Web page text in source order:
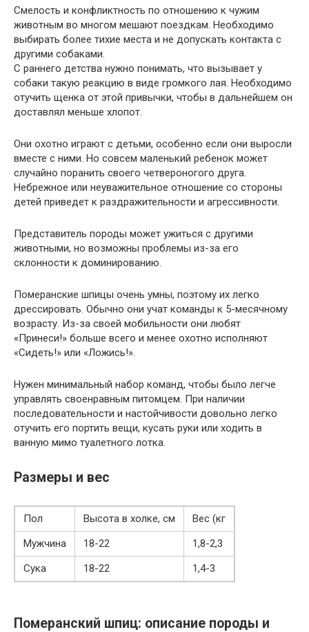
Смелость и конфликтность по отношению к чужим
животным во многом мешают поездкам. Необходимо
выбирать более тихие места и не допускать контакта с
другими собаками.
С раннего детства нужно понимать, что вызывает у
собаки такую ​​реакцию в виде громкого лая. Необходимо
отучить щенка от этой привычки, чтобы в дальнейшем он
доставлял меньше хлопот.
Они охотно играют с детьми, особенно если они выросли
вместе с ними. Но совсем маленький ребенок может
случайно поранить своего четвероногого друга.
Небрежное или неуважительное отношение со стороны
детей приведет к раздражительности и агрессивности.
Представитель породы может ужиться с другими
животными, но возможны проблемы из-за его
склонности к доминированию.
Померанские шпицы очень умны, поэтому их легко
дрессировать. Обычно они учат команды к 5-месячному
возрасту. Из-за своей мобильности они любят
«Принеси!» больше всего и менее охотно исполняют
«Сидеть!» или «Ложись!».
Нужен минимальный набор команд, чтобы было легче
управлять своенравным питомцем. При наличии
последовательности и настойчивости довольно легко
отучить его портить вещи, кусать руки или ходить в
ванную мимо туалетного лотка.
Размеры и вес
Пол Высота в холке, см
Вес (кг
Мужчина
18-22
1,8-2,3
Сука
18-22 1,4-3
Померанский шпиц: описание породы и